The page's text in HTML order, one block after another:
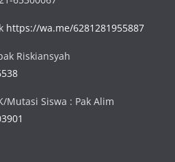
https://wa.me/6281281955887
Riskiansyah
Mutasi Siswa : Pak Alim